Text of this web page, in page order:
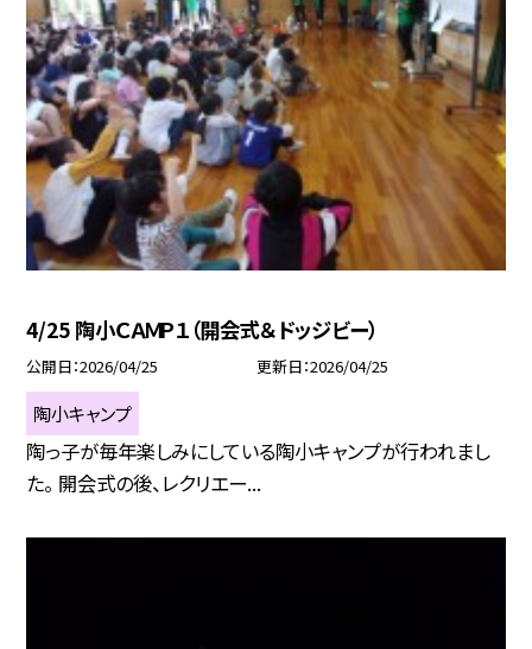
4/25 陶小ＣＡＭＰ１（開会式＆ドッジビー）
公開日 2026/04/25 更新日 2026/04/25
陶小キャンプ
陶っ子が毎年楽しみにしている陶小キャンプが行われまし
た。 開会式の後、レクリエー...